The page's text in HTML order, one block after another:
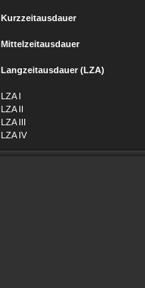
Kurzzeitausdauer
Mittelzeitausdauer
Langzeitausdauer (LZA)
LZA I 10 Min.
LZA II 35 Min.
LZA III 90 Min.
LZA IV